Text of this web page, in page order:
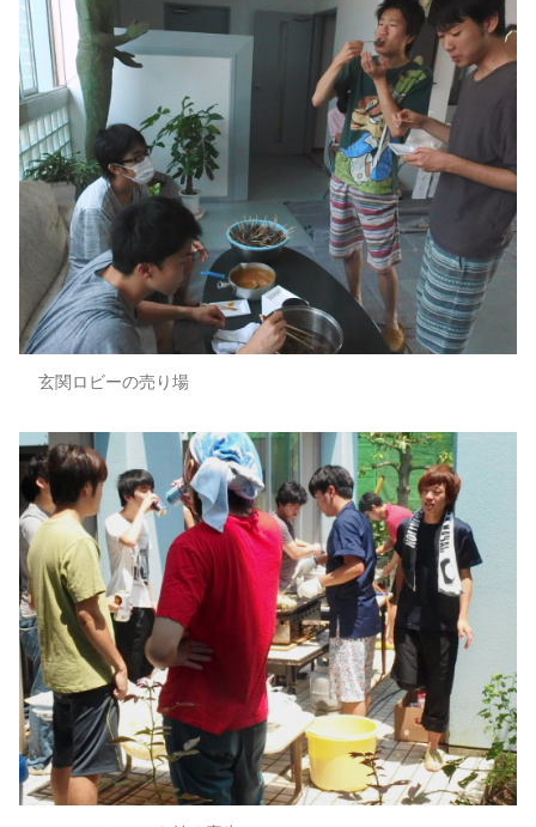
玄関ロビーの売り場